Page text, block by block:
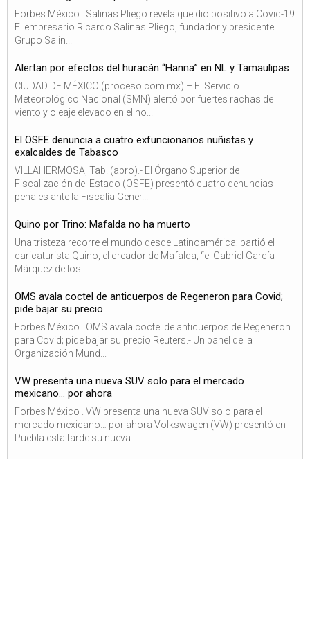
Forbes México . Salinas Pliego revela que dio positivo a Covid-19
El empresario Ricardo Salinas Pliego, fundador y presidente
Grupo Salin...
Alertan por efectos del huracán “Hanna” en NL y Tamaulipas
CIUDAD DE MÉXICO (proceso.com.mx).– El Servicio
Meteorológico Nacional (SMN) alertó por fuertes rachas de
viento y oleaje elevado en el no...
El OSFE denuncia a cuatro exfuncionarios nuñistas y
exalcaldes de Tabasco
VILLAHERMOSA, Tab. (apro).- El Órgano Superior de
Fiscalización del Estado (OSFE) presentó cuatro denuncias
penales ante la Fiscalía Gener...
Quino por Trino: Mafalda no ha muerto
Una tristeza recorre el mundo desde Latinoamérica: partió el
caricaturista Quino, el creador de Mafalda, “el Gabriel García
Márquez de los...
OMS avala coctel de anticuerpos de Regeneron para Covid;
pide bajar su precio
Forbes México . OMS avala coctel de anticuerpos de Regeneron
para Covid; pide bajar su precio Reuters.- Un panel de la
Organización Mund...
VW presenta una nueva SUV solo para el mercado
mexicano… por ahora
Forbes México . VW presenta una nueva SUV solo para el
mercado mexicano… por ahora Volkswagen (VW) presentó en
Puebla esta tarde su nueva...